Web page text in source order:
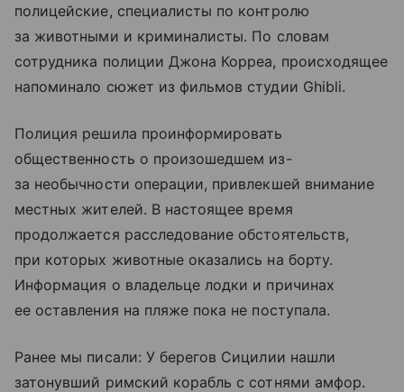
полицейские, специалисты по контролю
за животными и криминалисты. По словам
сотрудника полиции Джона Корреа, происходящее
напоминало сюжет из фильмов студии Ghibli.
Полиция решила проинформировать
общественность о произошедшем из-
за необычности операции, привлекшей внимание
местных жителей. В настоящее время
продолжается расследование обстоятельств,
при которых животные оказались на борту.
Информация о владельце лодки и причинах
ее оставления на пляже пока не поступала.
Ранее мы писали: У берегов Сицилии нашли
затонувший римский корабль с сотнями амфор.